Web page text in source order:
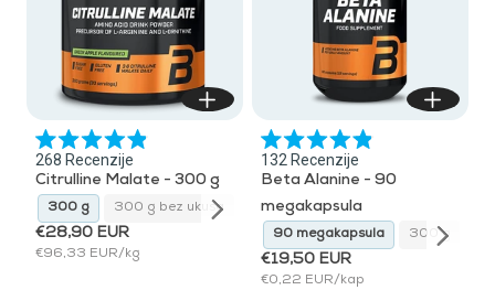
Ocijenjeno
s
4.9
od
5
zvjezdica
268 Recenzije
Citrulline Malate - 300 g
300 g 300 g bez ukusa 90 megakapsula
€28,90 EUR
€96,33 EUR/kg
Ocijenjeno
s
4.9
od
5
zvjezdica
132 Recenzije
Beta Alanine - 90
megakapsula
90 megakapsula 90 megakapsula 300 g
€19,50 EUR
€0,22 EUR/kap